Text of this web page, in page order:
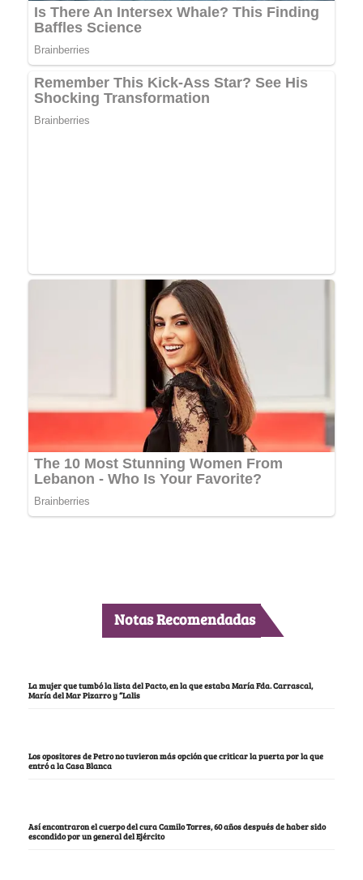
Notas Recomendadas
La mujer que tumbó la lista del Pacto, en la que estaba María Fda. Carrascal,
María del Mar Pizarro y “Lalis
Los opositores de Petro no tuvieron más opción que criticar la puerta por la que
entró a la Casa Blanca
Así encontraron el cuerpo del cura Camilo Torres, 60 años después de haber sido
escondido por un general del Ejército